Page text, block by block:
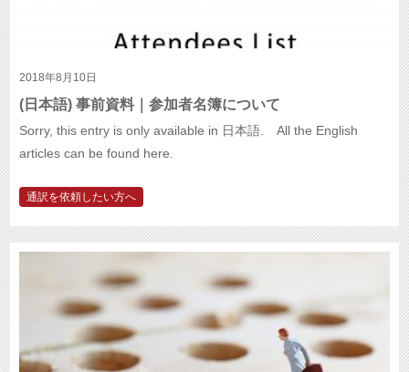
2018年8月10日
(日本語) 事前資料｜参加者名簿について
Sorry, this entry is only available in 日本語. All the English
articles can be found here.
通訳を依頼したい方へ